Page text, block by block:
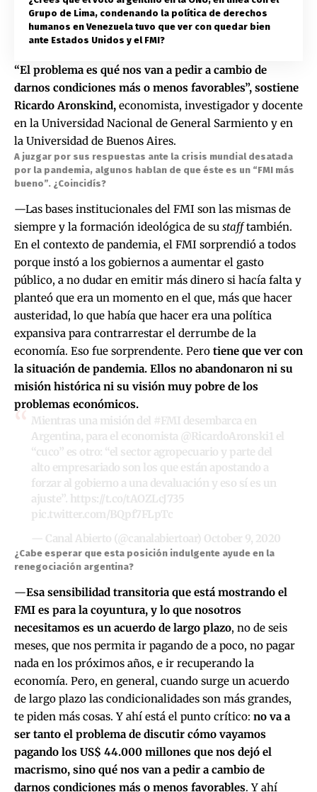
Grupo de Lima, condenando la política de derechos
humanos en Venezuela tuvo que ver con quedar bien
ante Estados Unidos y el FMI?
“El problema es qué nos van a pedir a cambio de
darnos condiciones más o menos favorables”, sostiene
Ricardo Aronskind, economista, investigador y docente
en la Universidad Nacional de General Sarmiento y en
la Universidad de Buenos Aires.
A juzgar por sus respuestas ante la crisis mundial desatada
por la pandemia, algunos hablan de que éste es un “FMI más
bueno”. ¿Coincidís?
—Las bases institucionales del FMI son las mismas de
siempre y la formación ideológica de su stafftambién.
En el contexto de pandemia, el FMI sorprendió a todos
porque instó a los gobiernos a aumentar el gasto
público, a no dudar en emitir más dinero si hacía falta y
planteó que era un momento en el que, más que hacer
austeridad, lo que había que hacer era una política
expansiva para contrarrestar el derrumbe de la
economía. Eso fue sorprendente. Pero tiene que ver con
la situación de pandemia. Ellos no abandonaron ni su
misión histórica ni su visión muy pobre de los
problemas económicos.
Mientras una misión del #FMI desembarca en
Argentina, para el economista @RicardoAronski1 el
“cuco” es otro: “el sector agropecuario y parte del
alto empresariado son los que están apostando a
forzar al gobierno a una devaluación y eso sí es un
ajuste”. https://t.co/tAOZLcJ735
pic.twitter.com/BQpf7FLpTc
— Canal Abierto (@canalabiertoar) October 9, 2020
¿Cabe esperar que esta posición indulgente ayude en la
renegociación argentina?
—Esa sensibilidad transitoria que está mostrando el
FMI es para la coyuntura, y lo que nosotros
necesitamos es un acuerdo de largo plazo, no de seis
meses, que nos permita ir pagando de a poco, no pagar
nada en los próximos años, e ir recuperando la
economía. Pero, en general, cuando surge un acuerdo
de largo plazo las condicionalidades son más grandes,
te piden más cosas. Y ahí está el punto crítico: no va a
ser tanto el problema de discutir cómo vayamos
pagando los US$ 44.000 millones que nos dejó el
macrismo, sino qué nos van a pedir a cambio de
darnos condiciones más o menos favorables. Y ahí